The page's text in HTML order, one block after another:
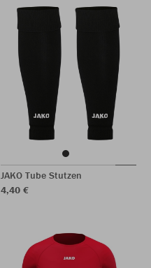
JAKO Tube Stutzen
4,40 €